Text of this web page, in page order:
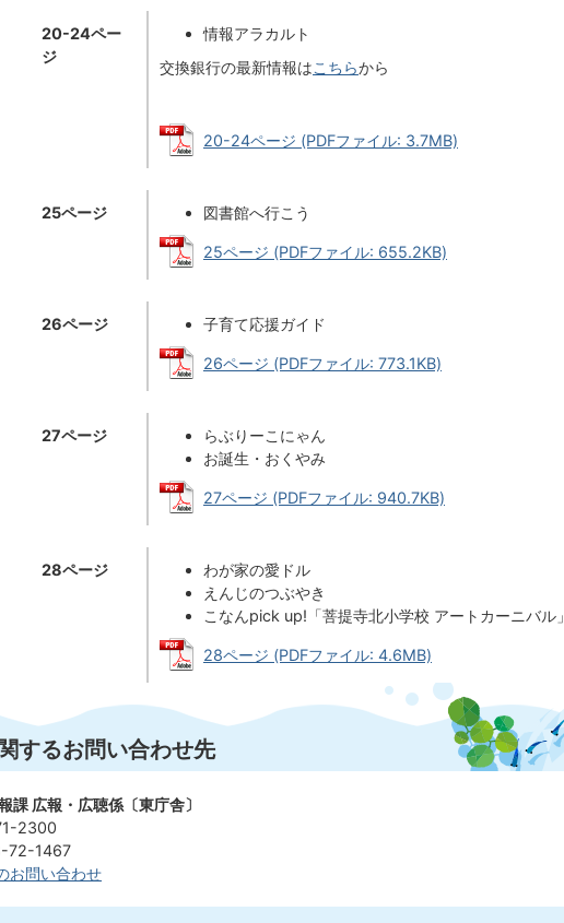
20-24ペー
ジ
情報アラカルト
交換銀行の最新情報はこちらから
20-24ページ (PDFファイル: 3.7MB)
25ページ 図書館へ行こう
25ページ (PDFファイル: 655.2KB)
26ページ 子育て応援ガイド
26ページ (PDFファイル: 773.1KB)
27ページ
らぶりーこにゃん
お誕生・おくやみ
27ページ (PDFファイル: 940.7KB)
28ページ
わが家の愛ドル
えんじのつぶやき
こなんpick up!「菩提寺北小学校 アートカーニバル」
28ページ (PDFファイル: 4.6MB)
するお問い合わせ先
課 広報・広聴係〔東庁舎〕
2300
72-1467
お問い合わせ